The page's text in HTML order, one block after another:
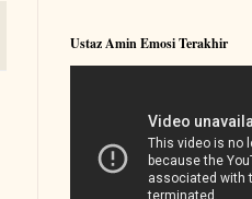
Ustaz Amin Emosi Terakhir